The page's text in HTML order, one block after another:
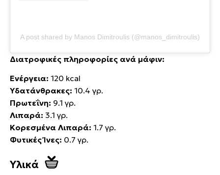
A post shared by Manos Dimitroulis (@manos_dimitroulis)
Διατροφικές πληροφορίες ανά μάφιν:
Ενέργεια: 120 kcal
Υδατάνθρακες: 10.4 γρ.
Πρωτεΐνη: 9.1 γρ.
Λιπαρά: 3.1 γρ.
Κορεσμένα Λιπαρά: 1.7 γρ.
Φυτικές Ίνες: 0.7 γρ.
Υλικά